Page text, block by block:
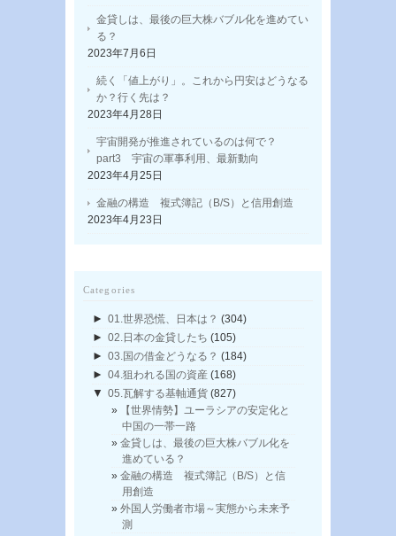
金貸しは、最後の巨大株バブル化を進めてい
る？
2023年7月6日
続く「値上がり」。これから円安はどうなる
か？行く先は？
2023年4月28日
宇宙開発が推進されているのは何で？
part3 宇宙の軍事利用、最新動向
2023年4月25日
金融の構造 複式簿記（B/S）と信用創造
2023年4月23日
Categories
► 01.世界恐慌、日本は？ (304)
► 02.日本の金貸したち (105)
► 03.国の借金どうなる？ (184)
► 04.狙われる国の資産 (168)
▼ 05.瓦解する基軸通貨 (827)
【世界情勢】ユーラシアの安定化と
中国の一帯一路
金貸しは、最後の巨大株バブル化を
進めている？
金融の構造 複式簿記（B/S）と信
用創造
外国人労働者市場～実態から未来予
測